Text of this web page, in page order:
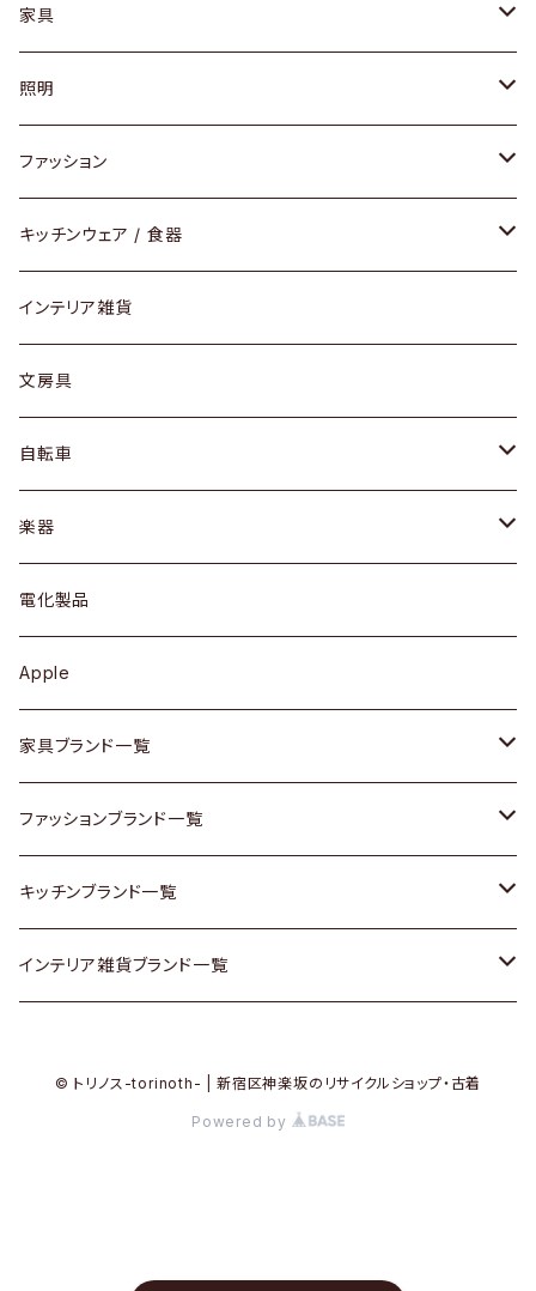
家具
ソファ / ベンチ
チェア / スツール
ダイニングセット / ダイニングテーブル
ローテーブル / サイドテーブル
デスク / コンソール
ドレッサー
シェルフ
キュリオケース / 飾り棚
カップボード / 食器棚
チェスト
その他家具
Vintageヴィンテージ / Antiqueアンティーク
Designers / デザイナーズ
照明
ペンダントライト
テーブルランプ / デスクスタンド
フロアライト
ファッション
アクセサリー
リング
ピアス / イヤリング
財布
バッグ
アウター
トップス
ワンピース
ボトムス
靴
スカーフ
腕時計
Vintage / ヴィンテージ
キッチンウェア / 食器
グラス / タンブラー
カップ / マグ
プレート / ボウル
カトラリー
ケトル / ティーポット
鍋 / フライパン
Vintage / ヴィンテージ
銀製品
和物 / 作家物
その他キッチン雑貨
インテリア雑貨
文房具
自転車
dahon
楽器
ギター
ベース
その他楽器
電化製品
Apple
家具ブランド一覧
ACME Furniture / アクメ ファニチャー
ACTUS / アクタス
arflex / アルフレックス
ファッションブランド一覧
agnes b / アニエス ベー
BALLY / バリー
キッチンブランド一覧
ARABIA / アラビア
インテリア雑貨ブランド一覧
© トリノス-torinoth- | 新宿区神楽坂のリサイクルショップ・古着
Powered by